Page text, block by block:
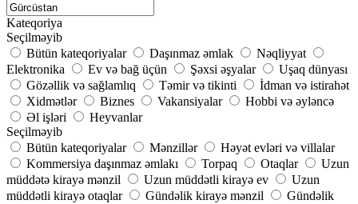
Kateqoriya
Seçilməyib
Bütün kateqoriyalar
Daşınmaz əmlak
Nəqliyyat
Elektronika
Ev və bağ üçün Şəxsi əşyalar
Uşaq dünyası
Gözəllik və sağlamlıq
Təmir və tikinti
İdman və istirahət
Xidmətlər
Biznes Vakansiyalar
Hobbi və əyləncə
Əl işləri
Heyvanlar
Seçilməyib
Bütün kateqoriyalar
Mənzillər
Həyət evləri və villalar
Kommersiya daşınmaz əmlakı
Torpaq Otaqlar
Uzun
müddətə kirayə mənzil
Uzun müddətli kirayə ev
Uzun
müddətli kirayə otaqlar
Gündəlik kirayə mənzil
Gündəlik